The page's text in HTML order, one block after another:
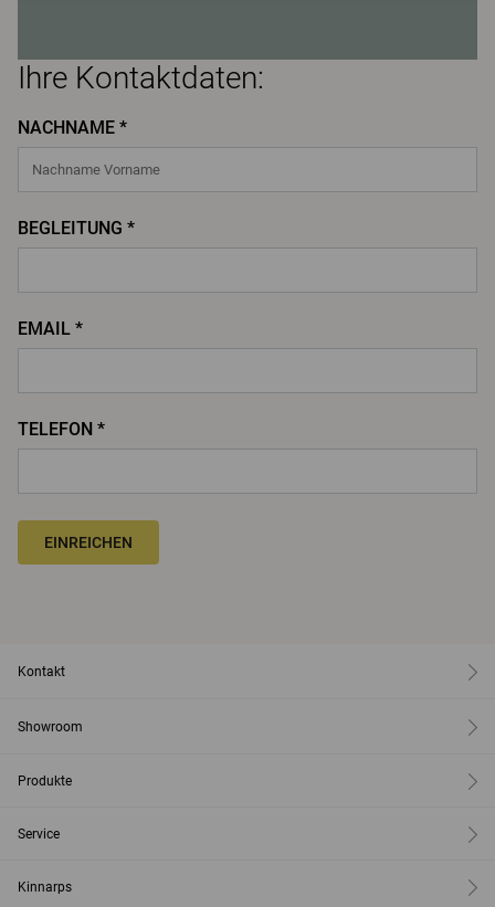
Ihre Kontaktdaten:
NACHNAME *
BEGLEITUNG *
EMAIL *
TELEFON *
EINREICHEN
Kontakt
Showroom
Produkte
Service
Kinnarps